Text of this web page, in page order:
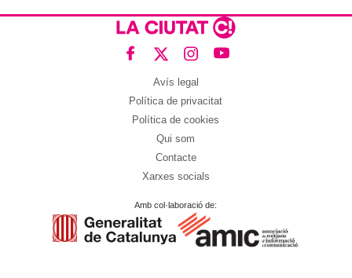
Avís legal
Política de privacitat
Política de cookies
Qui som
Contacte
Xarxes socials
Amb col·laboració de: